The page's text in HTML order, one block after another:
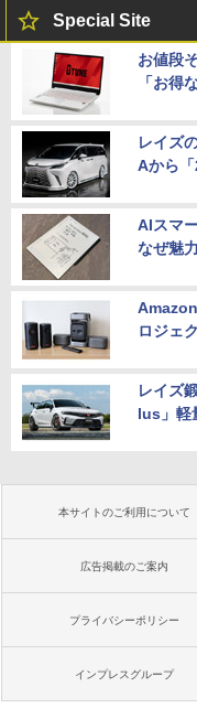
Special Site
お値段
「お得
レイズ
Aから「
AIスマ
なぜ魅
ロジェ
レイズ
lus」軽
本サイトのご利用について
広告掲載のご案内
プライバシーポリシー
インプレスグループ